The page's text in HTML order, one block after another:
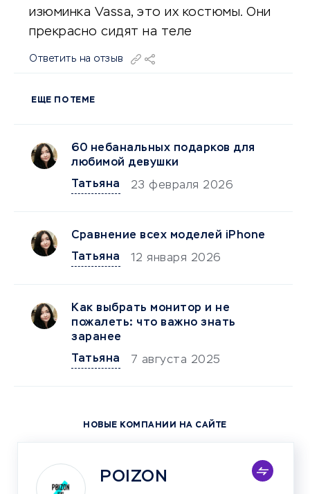
изюминка Vassa, это их костюмы. Они
прекрасно сидят на теле
Ответить на отзыв
ЕЩЕ ПО ТЕМЕ
60 небанальных подарков для
любимой девушки
Татьяна
23 февраля 2026
Сравнение всех моделей iPhone
Татьяна
12 января 2026
Как выбрать монитор и не
пожалеть: что важно знать
заранее
Татьяна
7 августа 2025
НОВЫЕ КОМПАНИИ НА САЙТЕ
POIZON